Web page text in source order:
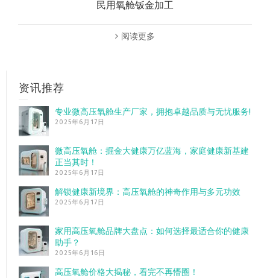
民用氧舱钣金加工
阅读更多
资讯推荐
专业微高压氧舱生产厂家，拥抱卓越品质与无忧服务!
2025年6月17日
微高压氧舱：掘金大健康万亿蓝海，家庭健康新基建
正当其时！
2025年6月17日
解锁健康新境界：高压氧舱的神奇作用与多元功效
2025年6月17日
家用高压氧舱品牌大盘点：如何选择最适合你的健康
助手？
2025年6月16日
高压氧舱价格大揭秘，看完不再懵圈！